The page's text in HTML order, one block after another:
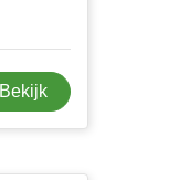
Bekijk